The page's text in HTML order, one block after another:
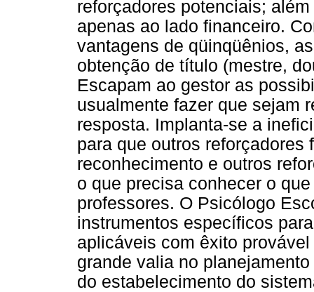
reforçadores potenciais;
apenas ao lado financeiro.
vantagens de qüinqüênios,
obtenção de título (mestre,
Escapam ao gestor as
usualmente fazer que sejam
resposta. Implanta-se a
para que outros reforçadores
reconhecimento e outros
o que precisa conhecer o
professores. O Psicólogo
instrumentos específicos
aplicáveis com êxito
grande valia no
do estabelecimento do